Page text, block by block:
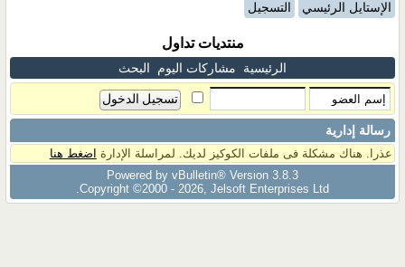
الإستايل الرئيسي التسجيل
منتديات تداول
الرئيسية مشاركات اليوم البحث
رسالة إدارية
عذرا. هناك مشكلة فى ملفات الكوكيز لديك. لمراسلة الإدارة اضغط هنا
Powered by vBulletin® Version 3.8.3
Copyright ©2000 - 2026, Jelsoft Enterprises Ltd.